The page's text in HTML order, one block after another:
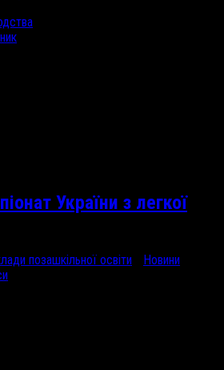
України з легкої
позашкільної освіти Новини